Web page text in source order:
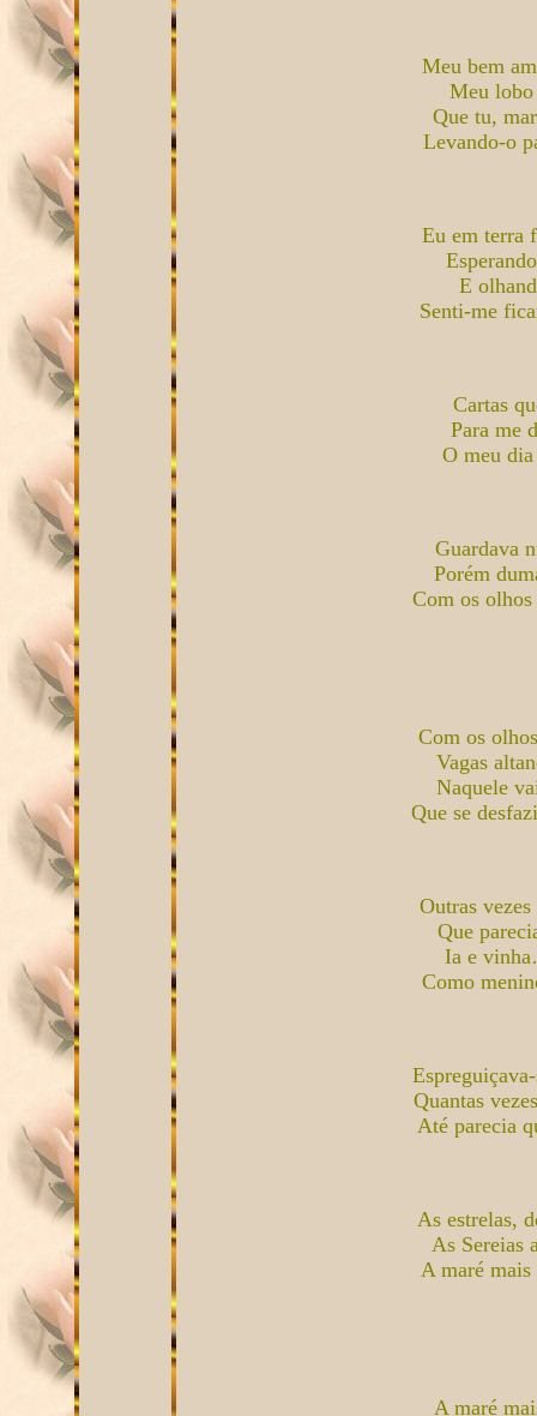
Meu bem
Meu
Que tu,
Levando-o
Eu em terra
E
Senti-me
Cartas
Para me
O meu
Guardava
Porém
Com os
Com os
Vagas
Naquele
Que se
Outras
Que
Ia e
Como
Quantas
Até parecia
As estrelas,
As Sereias
A maré
A maré